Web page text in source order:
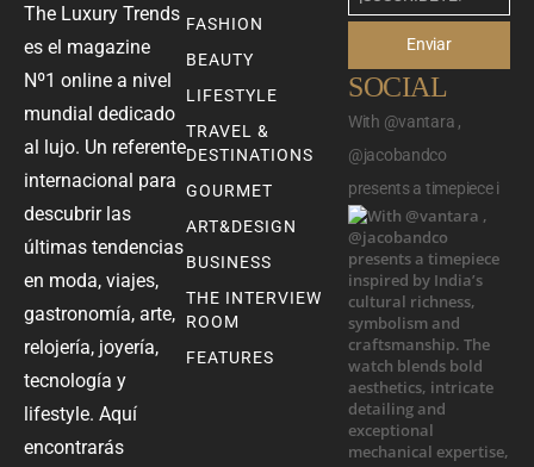
The Luxury Trends
es el magazine
Nº1 online a nivel
mundial dedicado
al lujo. Un referente
internacional para
descubrir las
últimas tendencias
en moda, viajes,
gastronomía, arte,
relojería, joyería,
tecnología y
lifestyle. Aquí
encontrarás
FASHION
BEAUTY
LIFESTYLE
TRAVEL &
DESTINATIONS
GOURMET
ART&DESIGN
BUSINESS
THE INTERVIEW
ROOM
FEATURES
Enviar
SOCIAL
With @vantara ,
@jacobandco
presents a timepiece i